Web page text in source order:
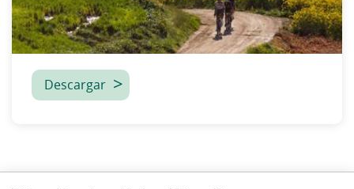
Descargar